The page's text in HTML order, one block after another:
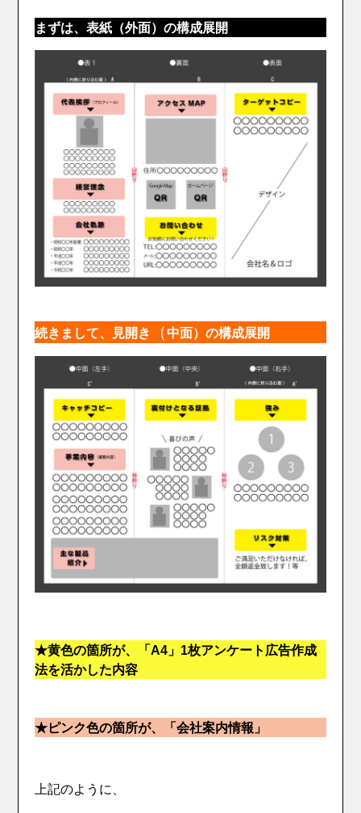
まずは、表紙（外面）の構成展開
続きまして、見開き （中面）の構成展開
★黄色の箇所が、「A4」1枚アンケート広告作成
法を活かした内容
★ピンク色の箇所が、「会社案内情報」
上記のように、